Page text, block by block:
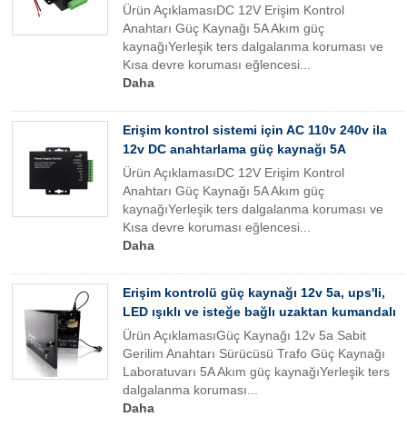
Ürün AçıklamasıDC 12V Erişim Kontrol
Anahtarı Güç Kaynağı 5A Akım güç
kaynağıYerleşik ters dalgalanma koruması ve
Kısa devre koruması eğlencesi...
Daha
Erişim kontrol sistemi için AC 110v 240v ila
12v DC anahtarlama güç kaynağı 5A
Ürün AçıklamasıDC 12V Erişim Kontrol
Anahtarı Güç Kaynağı 5A Akım güç
kaynağıYerleşik ters dalgalanma koruması ve
Kısa devre koruması eğlencesi...
Daha
Erişim kontrolü güç kaynağı 12v 5a, ups'li,
LED ışıklı ve isteğe bağlı uzaktan kumandalı
Ürün AçıklamasıGüç Kaynağı 12v 5a Sabit
Gerilim Anahtarı Sürücüsü Trafo Güç Kaynağı
Laboratuvarı 5A Akım güç kaynağıYerleşik ters
dalgalanma koruması...
Daha